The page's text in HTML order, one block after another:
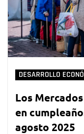
DESARROLLO
Los
en
agosto 2025